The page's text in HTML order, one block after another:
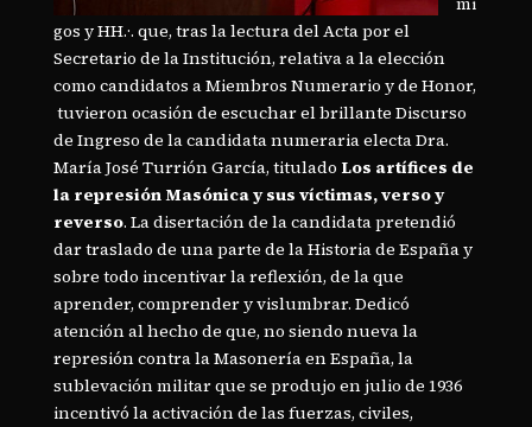
gos y HH.·. que, tras la lectura del Acta por el
Secretario de la Institución, relativa a la elección
como candidatos a Miembros Numerario y de Honor,
tuvieron ocasión de escuchar el brillante Discurso
de Ingreso de la candidata numeraria electa Dra.
María José Turrión García, titulado Los artífices de
la represión Masónica y sus víctimas, verso y
reverso. La disertación de la candidata pretendió
dar traslado de una parte de la Historia de España y
sobre todo incentivar la reflexión, de la que
aprender, comprender y vislumbrar. Dedicó
atención al hecho de que, no siendo nueva la
represión contra la Masonería en España, la
sublevación militar que se produjo en julio de 1936
incentivó la activación de las fuerzas, civiles,